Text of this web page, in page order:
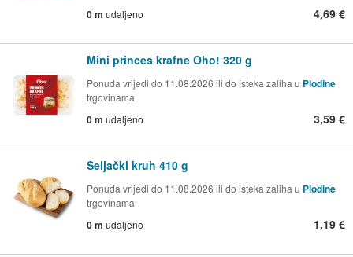
0 m udaljeno 4,69 €
Mini princes krafne Oho! 320 g
Ponuda vrijedi do 11.08.2026 ili do isteka zaliha u Plodine
trgovinama
0 m udaljeno 3,59 €
Seljački kruh 410 g
Ponuda vrijedi do 11.08.2026 ili do isteka zaliha u Plodine
trgovinama
0 m udaljeno 1,19 €